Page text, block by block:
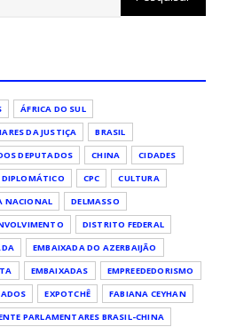
ÁFRICA DO SUL
DA JUSTIÇA
BRASIL
DEPUTADOS CHINA
CIDADES
DIPLOMÁTICO CPC
CULTURA
NACIONAL
DELMASSO
DISTRITO FEDERAL
EMBAIXADA DO AZERBAIJÃO
EMBAIXADAS
EMPREEDEDORISMO
EXPOTCHÊ
FABIANA CEYHAN
PARLAMENTARES BRASIL-CHINA